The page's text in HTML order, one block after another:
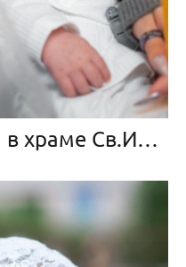
Крещение Даниила в храме Св.Иоанна Предтечи